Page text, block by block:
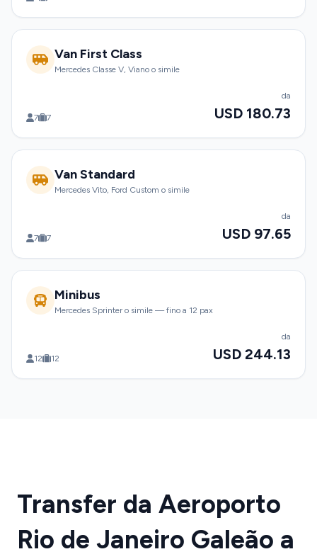
Van First Class
Mercedes Classe V, Viano o simile
7 7
da
USD 180.73
Van Standard
Mercedes Vito, Ford Custom o simile
7 7
da
USD 97.65
Minibus
Mercedes Sprinter o simile — fino a 12 pax
12 12
da
USD 244.13
Transfer da Aeroporto
Rio de Janeiro Galeão a